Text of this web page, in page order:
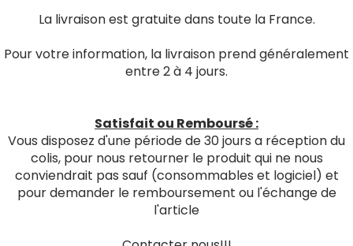
La livraison est gratuite dans toute la France.
Pour votre information, la livraison prend généralement
entre 2 à 4 jours.
Satisfait ou Remboursé :
Vous disposez d'une période de 30 jours a réception du
colis, pour nous retourner le produit qui ne nous
conviendrait pas sauf (consommables et logiciel) et
pour demander le remboursement ou l'échange de
l'article